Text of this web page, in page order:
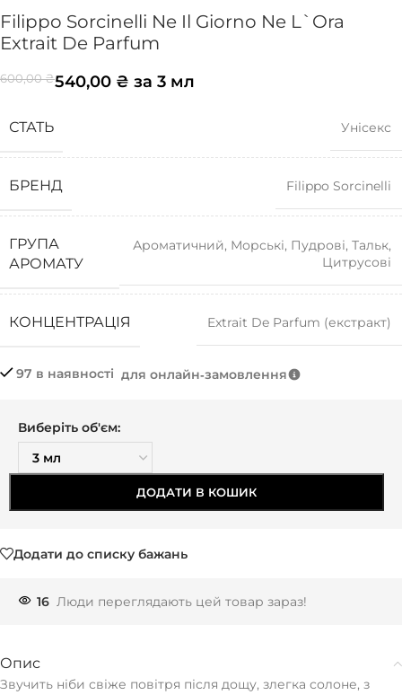
Filippo Sorcinelli Ne Il Giorno Ne L`Ora
Extrait De Parfum
600,00₴540,00 ₴ за 3 мл
СТАТЬ Унісекс
БРЕНД Filippo Sorcinelli
ГРУПА
АРОМАТУ
Ароматичний, Морські, Пудрові, Тальк,
Цитрусові
КОНЦЕНТРАЦІЯ Extrait De Parfum (екстракт)
97 в наявності для онлайн‑замовлення
Виберіть об'єм:
ДОДАТИ В КОШИК
Додати до списку бажань
16 Люди переглядають цей товар зараз!
Опис
Звучить ніби свіже повітря після дощу, злегка солоне, з